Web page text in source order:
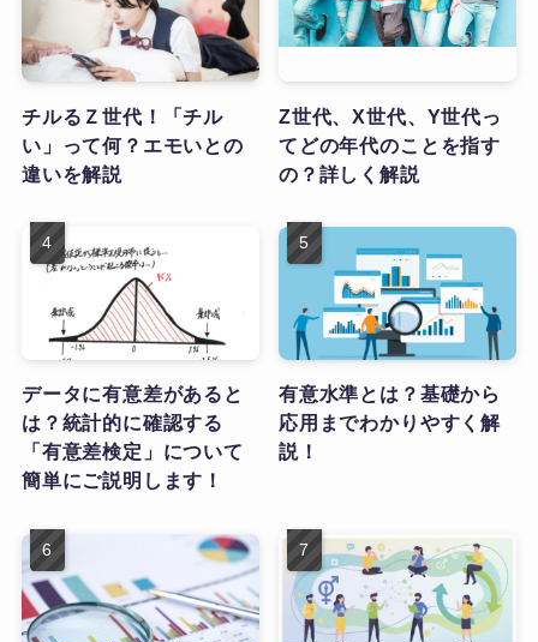
チルるＺ世代！「チル
い」って何？エモいとの
違いを解説
Z世代、X世代、Y世代っ
てどの年代のことを指す
の？詳しく解説
データに有意差があると
は？統計的に確認する
「有意差検定」について
簡単にご説明します！
有意水準とは？基礎から
応用までわかりやすく解
説！